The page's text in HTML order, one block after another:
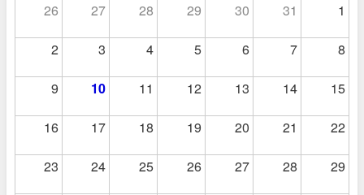
26 27 28 29 30 31 1
2 3 4 5 6 7 8
9 10 11 12 13 14 15
16 17 18 19 20 21 22
23 24 25 26 27 28 29